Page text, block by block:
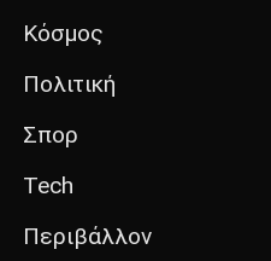
Κόσμος
Πολιτική
Σπορ
Tech
Περιβάλλον